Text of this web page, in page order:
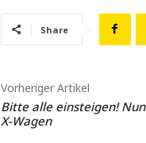
Share
Vorheriger Artikel
Bitte alle einsteigen!
X-Wagen